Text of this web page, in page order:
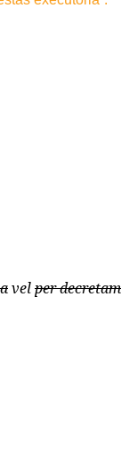
velper decretam